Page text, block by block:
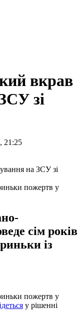
вкрав
зі
21:25
пожертв у
сім років
із
пожертв у
у рішенні